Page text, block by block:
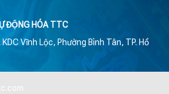
ĐỘNG HÓA TTC
Vĩnh Lộc, Phường Bình Tân, TP. Hồ